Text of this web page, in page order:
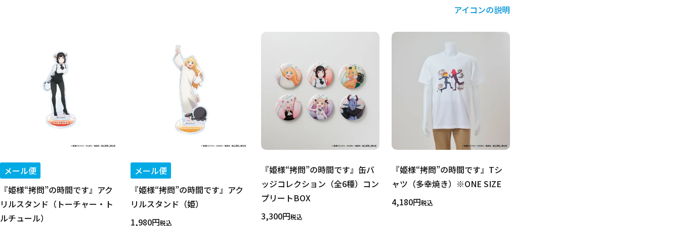
アイコンの説明
メール便
『姫様“拷問”の時間です』アク
リルスタンド（トーチャー・ト
ルチュール）
メール便
『姫様“拷問”の時間です』アク
リルスタンド（姫）
1,980
税込
『姫様“拷問”の時間です』缶バ
ッジコレクション（全6種）コン
プリートBOX
3,300
税込
『姫様“拷問”の時間です』Tシ
ャツ（多幸焼き）※ONE SIZE
4,180
税込
作品
価格